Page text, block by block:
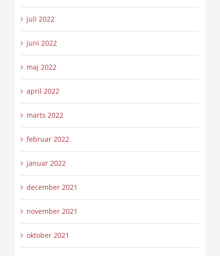
juli 2022
juni 2022
maj 2022
april 2022
marts 2022
februar 2022
januar 2022
december 2021
november 2021
oktober 2021